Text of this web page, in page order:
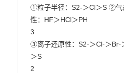
①粒子半径：S2-＞Cl＞S ②气
性：HF＞HCl＞PH
3
③离子还原性：S2-＞Cl-＞
＞S
2